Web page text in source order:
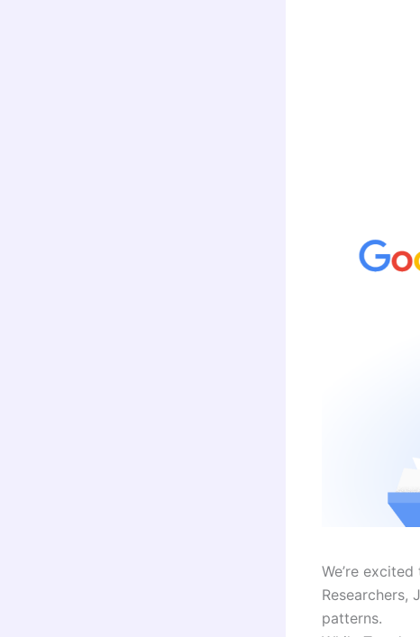
We’re
Researchers,
patterns.